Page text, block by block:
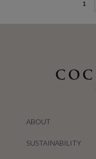
1
ABOUT
SUSTAINABILITY